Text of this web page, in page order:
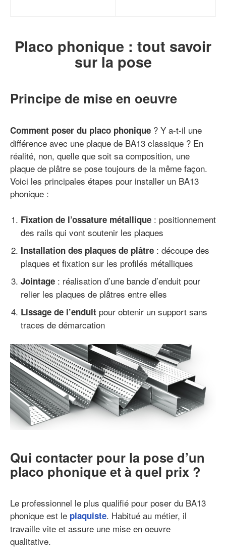
Placo phonique : tout savoir
sur la pose
Principe de mise en oeuvre
Comment poser du placo phonique ? Y a-t-il une
différence avec une plaque de BA13 classique ? En
réalité, non, quelle que soit sa composition, une
plaque de plâtre se pose toujours de la même façon.
Voici les principales étapes pour installer un BA13
phonique :
Fixation de l’ossature métallique : positionnement
des rails qui vont soutenir les plaques
Installation des plaques de plâtre : découpe des
plaques et fixation sur les profilés métalliques
Jointage : réalisation d’une bande d’enduit pour
relier les plaques de plâtres entre elles
Lissage de l’enduit pour obtenir un support sans
traces de démarcation
Qui contacter pour la pose d’un
placo phonique et à quel prix ?
Le professionnel le plus qualifié pour poser du BA13
phonique est le plaquiste. Habitué au métier, il
travaille vite et assure une mise en oeuvre
qualitative.